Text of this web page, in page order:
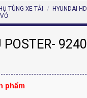
TÙNG XE TẢI / HYUNDAI
POSTER-
phẩm